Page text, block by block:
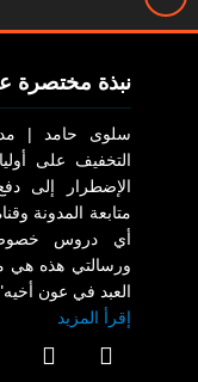
نبذة مختصرة
سلوى حامد |
التخفيف على
الإضطرار إلى
متابعة المدونة
أي دروس
ورسالتي هذه هي
العبد في عون
إقرأ المزيد